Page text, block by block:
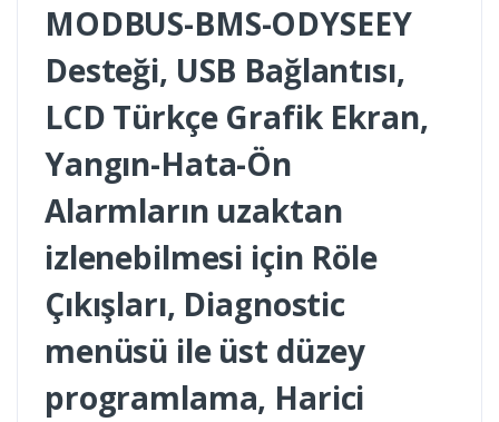
MODBUS-BMS-ODYSEEY
Desteği, USB Bağlantısı,
LCD Türkçe Grafik Ekran,
Yangın-Hata-Ön
Alarmların uzaktan
izlenebilmesi için Röle
Çıkışları, Diagnostic
menüsü ile üst düzey
programlama, Harici